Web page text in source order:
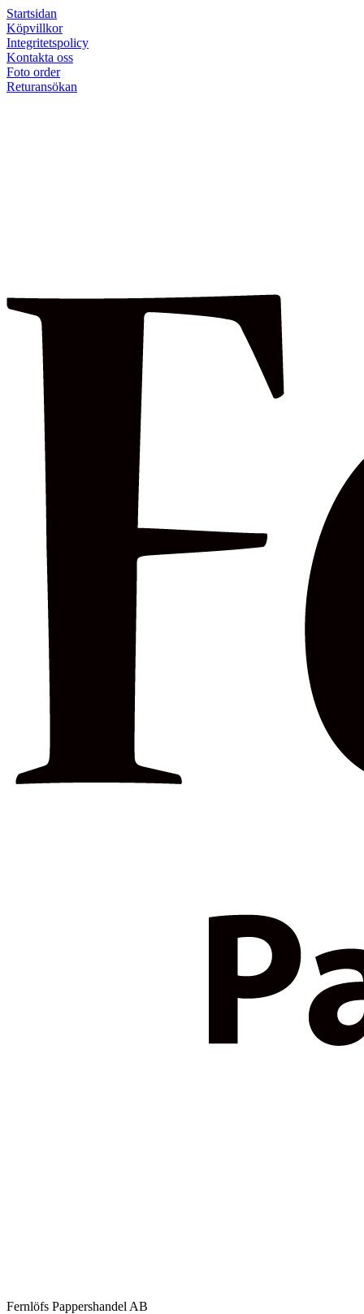
Startsidan
Köpvillkor
Integritetspolicy
Kontakta oss
Foto order
Returansökan
Fernlöfs Pappershandel AB